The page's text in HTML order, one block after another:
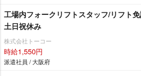
工場内フォークリフトスタッフ/リフト
土日祝休み
株式会社トーコー
時給1,550円
派遣社員 / 大阪府